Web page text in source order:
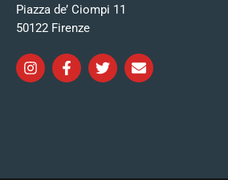
Piazza de’ Ciompi 11
50122 Firenze